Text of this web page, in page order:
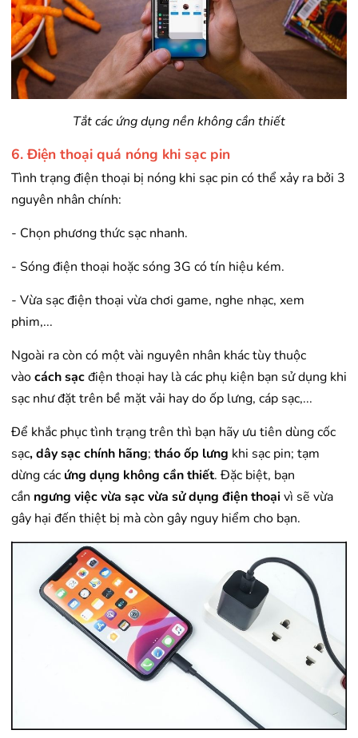
Tắt các ứng dụng nền không cần thiết
6. Điện thoại quá nóng khi sạc pin
Tình trạng điện thoại bị nóng khi sạc pin có thể xảy ra bởi 3
nguyên nhân chính:
- Chọn phương thức sạc nhanh.
- Sóng điện thoại hoặc sóng 3G có tín hiệu kém.
- Vừa sạc điện thoại vừa chơi game, nghe nhạc, xem
phim,...
Ngoài ra còn có một vài nguyên nhân khác tùy thuộc
vàocách sạcđiện thoại hay là các phụ kiện bạn sử dụng khi
sạc như đặt trên bề mặt vải hay do ốp lưng, cáp sạc,...
Để khắc phục tình trạng trên thì bạn hãy ưu tiên dùng cốc
sạc, dây sạc chính hãng; tháo ốp lưng khi sạc pin; tạm
dừng các ứng dụng không cần thiết. Đặc biệt, bạn
cần ngưng việc vừa sạc vừa sử dụng điện thoạivì sẽ vừa
gây hại đến thiệt bị mà còn gây nguy hiểm cho bạn.